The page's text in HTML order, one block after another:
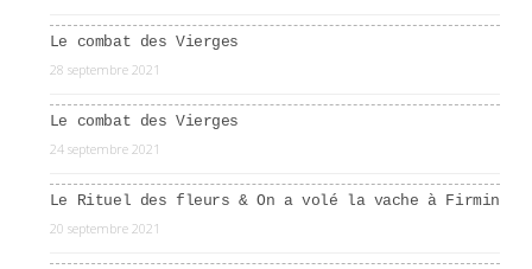
Le combat des Vierges
28 septembre 2021
Le combat des Vierges
24 septembre 2021
Le Rituel des fleurs & On a volé la vache à Firmin
20 septembre 2021